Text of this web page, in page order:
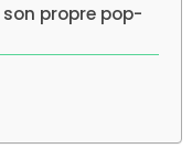
propre pop-